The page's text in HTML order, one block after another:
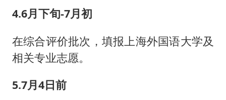
4.6月下旬-7月初
在综合评价批次，填报上海外国语大学及
相关专业志愿。
5.7月4日前